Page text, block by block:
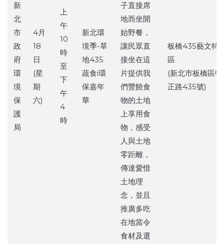
新
北
市
政
府
環
境
保
護
局
4月
18
日
(星
期
六)
上
午
10
時
至
下
午
4
時
新北環
境季-草
地435
蔬食i環
保嘉年
華
子直接席
地而坐開
始野餐，
讓民眾直
接坐在這
片提供我
們豐饒食
物的土地
上享用食
物，感受
人與土地
零距離，
傳達愛惜
土地理
念，並且
推廣多吃
在地當令
食材及選
板橋435藝文特
區
(新北市板橋區中
正路435號)